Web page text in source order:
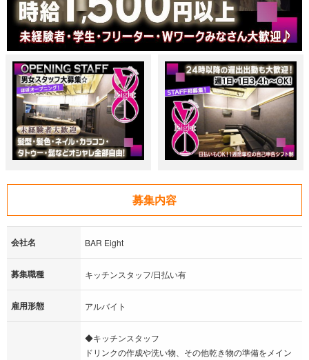
募集内容
会社名 BAR Eight
募集職種 キッチンスタッフ/日払い有
雇用形態 アルバイト
◆キッチンスタッフ
ドリンクの作成や洗い物、その他乾き物の準備をメイン